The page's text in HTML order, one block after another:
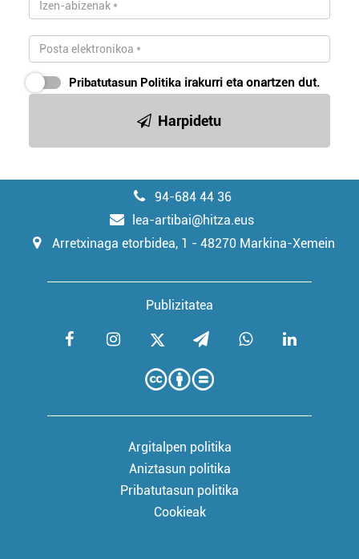
Pribatutasun Politika irakurri eta onartzen dut.
Harpidetu
94-684 44 36
lea-artibai@hitza.eus
Arretxinaga etorbidea, 1 - 48270 Markina-Xemein
Publizitatea
Argitalpen politika
Aniztasun politika
Pribatutasun politika
Cookieak